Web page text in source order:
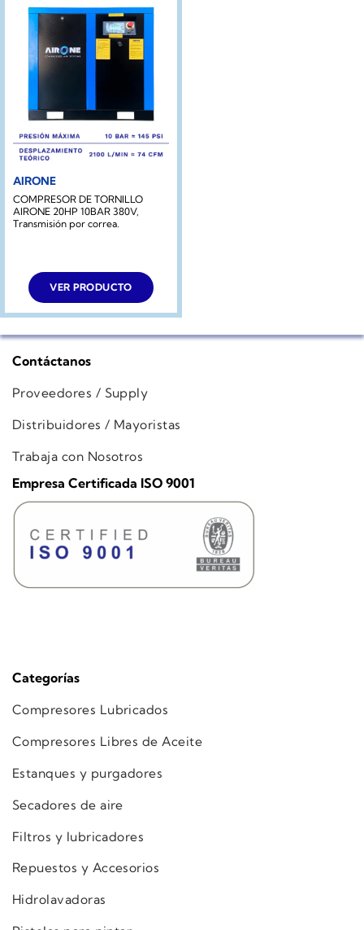
AIRONE
COMPRESOR DE TORNILLO
AIRONE 20HP 10BAR 380V,
Transmisión por correa.
VER PRODUCTO
Categorías
Compresores Lubricados
Compresores Libres de Aceite
Estanques y purgadores
Secadores de aire
Filtros y lubricadores
Repuestos y Accesorios
Hidrolavadoras
Contáctanos
Proveedores / Supply
Distribuidores / Mayoristas
Trabaja con Nosotros
Empresa Certificada ISO 9001